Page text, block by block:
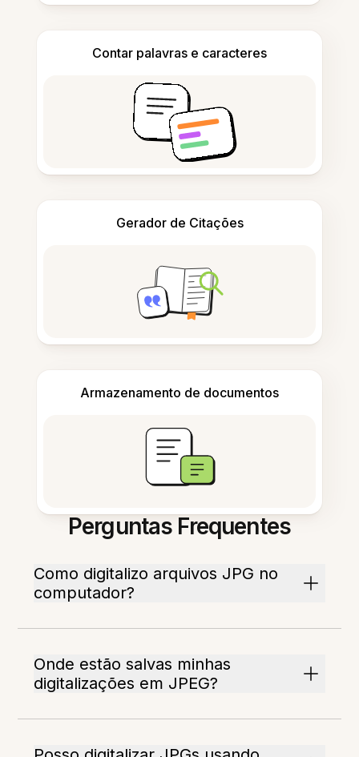
Contar palavras e caracteres
Gerador de Citações
Armazenamento de documentos
Perguntas Frequentes
Como digitalizo arquivos JPG no
computador?
Onde estão salvas minhas
digitalizações em JPEG?